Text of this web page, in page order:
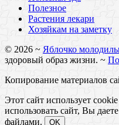
Полезное
Растения лекари
Хозяйкам на заметку
© 2026 ~ Яблочко
здоровый образ жизни. ~
Копирование материалов
Этот сайт использует
использовать сайт, Вы
файлами.
OK